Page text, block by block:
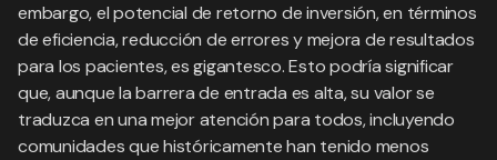
embargo, el potencial de retorno de inversión, en términos
de eficiencia, reducción de errores y mejora de resultados
para los pacientes, es gigantesco. Esto podría significar
que, aunque la barrera de entrada es alta, su valor se
traduzca en una mejor atención para todos, incluyendo
comunidades que históricamente han tenido menos